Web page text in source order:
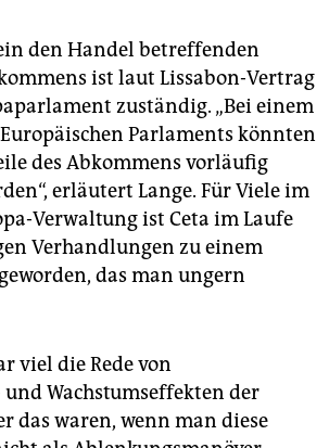
den Handel betreffenden
ist laut Lissabon-Vertrag
zuständig. „Bei einem
Parlaments könnten
des Abkommens vorläufig
erläutert Lange. Für Viele im
Verwaltung ist Ceta im Laufe
Verhandlungen zu einem
das man ungern
viel die Rede von
Wachstumseffekten der
das waren, wenn man diese